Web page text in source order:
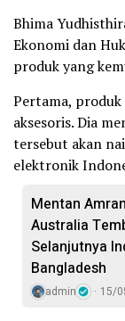
Bhima
Ekonomi dan
produk yang
Pertama,
aksesoris. Dia
tersebut akan
elektronik
Mentan
Australia
Selanjutnya
Bangladesh
admin 15/